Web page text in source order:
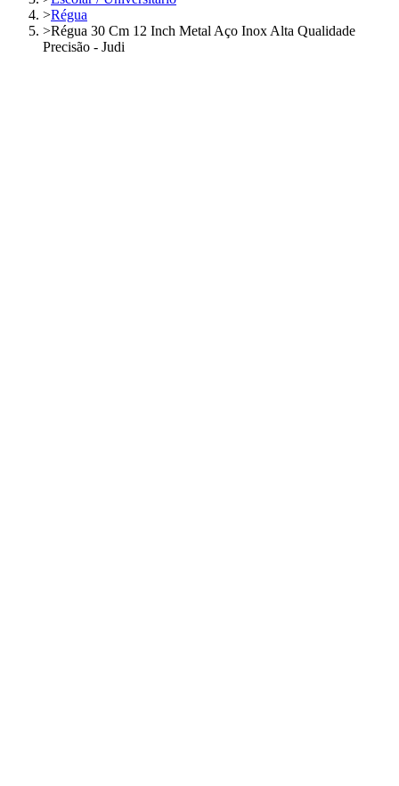
>Régua
>Régua 30 Cm 12 Inch Metal Aço Inox Alta Qualidade
Precisão - Judi